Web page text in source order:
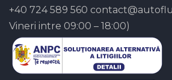
+40 724 589 560
Vineri intre 09:00 – 18:00)